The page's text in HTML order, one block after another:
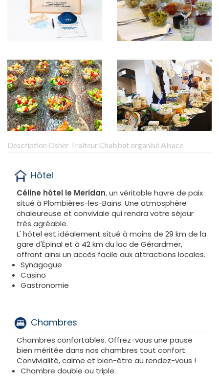
Description Osher Traiteur Chabbat organisé Alsace
Hôtel
Céline hôtel le Meridan, un véritable havre de paix
situé à Plombières-les-Bains. Une atmosphère
chaleureuse et conviviale qui rendra votre séjour
très agréable.
L' hôtel est idéalement situé à moins de 29 km de la
gare d'Épinal et à 42 km du lac de Gérardmer,
offrant ainsi un accès facile aux attractions locales.
Synagogue
Casino
Gastronomie
Chambres
Chambres confortables. Offrez-vous une pause
bien méritée dans nos chambres tout confort.
Convivialité, calme et bien-être au rendez-vous !
Chambre double ou triple.